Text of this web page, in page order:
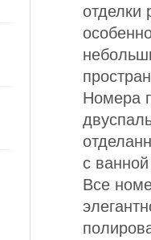
отделки
Номера
с
Все